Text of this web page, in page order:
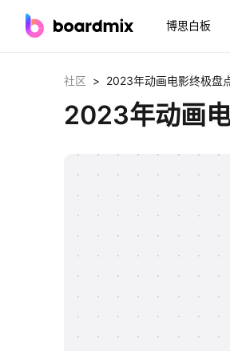
博思白板
社区 > 2023年动画电影终极盘
2023年动画